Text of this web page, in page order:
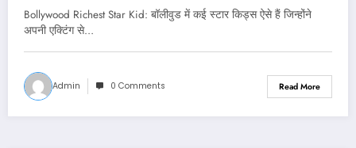
Bollywood Richest Star Kid: बॉलीवुड में कई स्टार किड्स ऐसे हैं जिन्होंने
अपनी एक्टिंग से…
Admin 0 Comments Read More